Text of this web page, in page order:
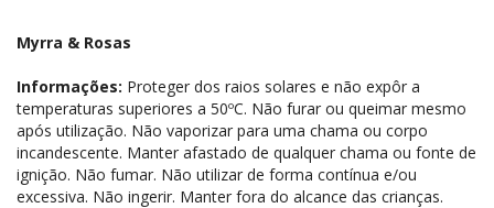
Myrra & Rosas
Informações: Proteger dos raios solares e não expôr a
temperaturas superiores a 50ºC. Não furar ou queimar mesmo
após utilização. Não vaporizar para uma chama ou corpo
incandescente. Manter afastado de qualquer chama ou fonte de
ignição. Não fumar. Não utilizar de forma contínua e/ou
excessiva. Não ingerir. Manter fora do alcance das crianças.